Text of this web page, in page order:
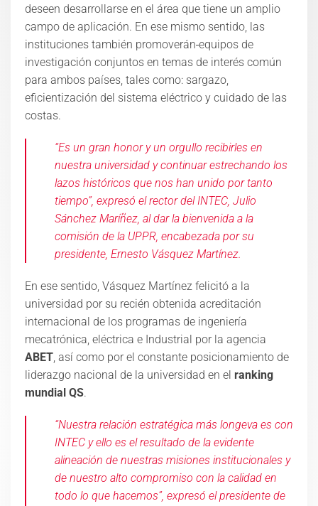
deseen desarrollarse en el área que tiene un amplio
campo de aplicación. En ese mismo sentido, las
instituciones también promoverán equipos de
investigación conjuntos en temas de interés común
para ambos países, tales como: sargazo,
eficientización del sistema eléctrico y cuidado de las
costas.
“Es un gran honor y un orgullo recibirles en
nuestra universidad y continuar estrechando los
lazos históricos que nos han unido por tanto
tiempo”, expresó el rector del INTEC, Julio
Sánchez Maríñez, al dar la bienvenida a la
comisión de la UPPR, encabezada por su
presidente, Ernesto Vásquez Martínez.
En ese sentido, Vásquez Martínez felicitó a la
universidad por su recién obtenida acreditación
internacional de los programas de ingeniería
mecatrónica, eléctrica e Industrial por la agencia
ABET, así como por el constante posicionamiento de
liderazgo nacional de la universidad en el ranking
mundial QS.
“Nuestra relación estratégica más longeva es con
INTEC y ello es el resultado de la evidente
alineación de nuestras misiones institucionales y
de nuestro alto compromiso con la calidad en
todo lo que hacemos”, expresó el presidente de